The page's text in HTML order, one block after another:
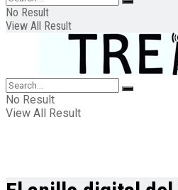
No Result
View All Result
No Result
View All Result